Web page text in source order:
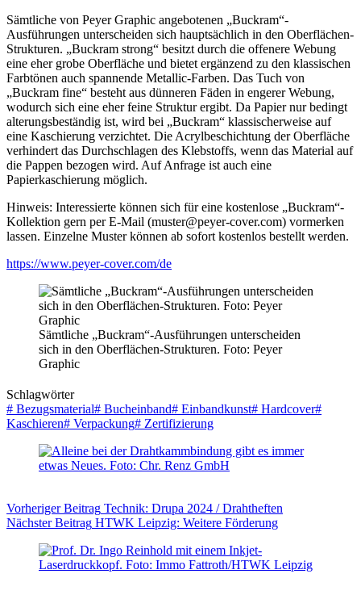
Sämtliche von Peyer Graphic angebotenen „Buckram“-
Ausführungen unterscheiden sich hauptsächlich in den Oberflächen-
Strukturen. „Buckram strong“ besitzt durch die offenere Webung
eine eher grobe Oberfläche und bietet ergänzend zu den klassischen
Farbtönen auch spannende Metallic-Farben. Das Tuch von
„Buckram fine“ besteht aus dünneren Fäden in engerer Webung,
wodurch sich eine eher feine Struktur ergibt. Da Papier nur bedingt
alterungsbeständig ist, wird bei „Buckram“ klassischerweise auf
eine Kaschierung verzichtet. Die Acrylbeschichtung der Oberfläche
verhindert das Durchschlagen des Klebstoffs, wenn das Material auf
die Pappen bezogen wird. Auf Anfrage ist auch eine
Papierkaschierung möglich.
Hinweis: Interessierte können sich für eine kostenlose „Buckram“-
Kollektion gern per E-Mail (muster@peyer-cover.com) vormerken
lassen. Einzelne Muster können ab sofort kostenlos bestellt werden.
https://www.peyer-cover.com/de
Sämtliche „Buckram“-Ausführungen unterscheiden
sich in den Oberflächen-Strukturen. Foto: Peyer
Graphic
Schlagwörter
# Bezugsmaterial# Bucheinband# Einbandkunst# Hardcover#
Kaschieren# Verpackung# Zertifizierung
VorherigerBeitrag Technik: Drupa 2024 / Drahtheften
NächsterBeitrag HTWK Leipzig: Weitere Förderung